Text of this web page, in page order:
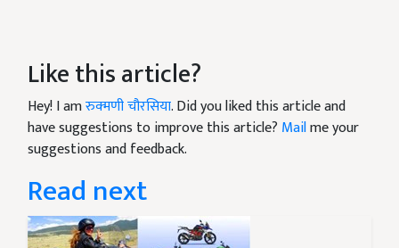
Like this article?
Hey! I amरुक्मणी चौरसिया. Did you liked this article and
have suggestions to improve this article? Mailme your
suggestions and feedback.
Read next